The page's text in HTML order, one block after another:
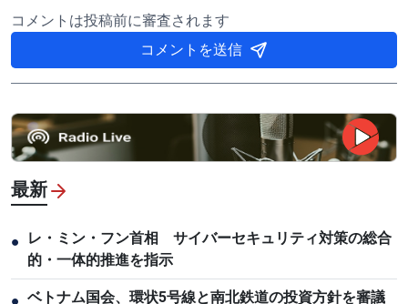
コメントは投稿前に審査されます
コメントを送信
最新
●
レ・ミン・フン首相 サイバーセキュリティ対策の総合
的・一体的推進を指示
● ベトナム国会、環状5号線と南北鉄道の投資方針を審議